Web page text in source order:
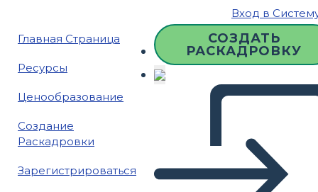
Вход в
Главная Страница
Ресурсы
Ценообразование
Создание
Раскадровки
Зарегистрироваться
СОЗДАТЬ
РАСКАДРОВКУ